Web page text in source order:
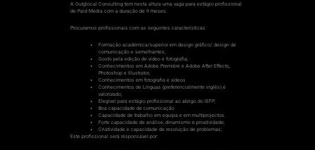
A Outglocal Consulting tem nesta altura uma vaga para estágio profissional
de Paid Media com a duração de 9 meses.
Procuramos profissionais com as seguintes características:
Formação académica/superior em design gráfico/ design de
comunicação e semelhantes;
Gosto pela edição de vídeo e fotografia;
Conhecimentos em Adobe Première e Adobe After Effects,
Photoshop e Illustrator;
Conhecimentos em fotografia e vídeos
Conhecimentos de Línguas (preferencialmente inglês) é
valorizado;
Elegível para estágio profissional ao abrigo do IEFP;
Boa capacidade de comunicação
Capacidade de trabalho em equipa e em multiprojectos.
Forte capacidade de análise, dinamismo e proatividade;
Criatividade e capacidade de resolução de problemas;
Este profissional será responsável por: